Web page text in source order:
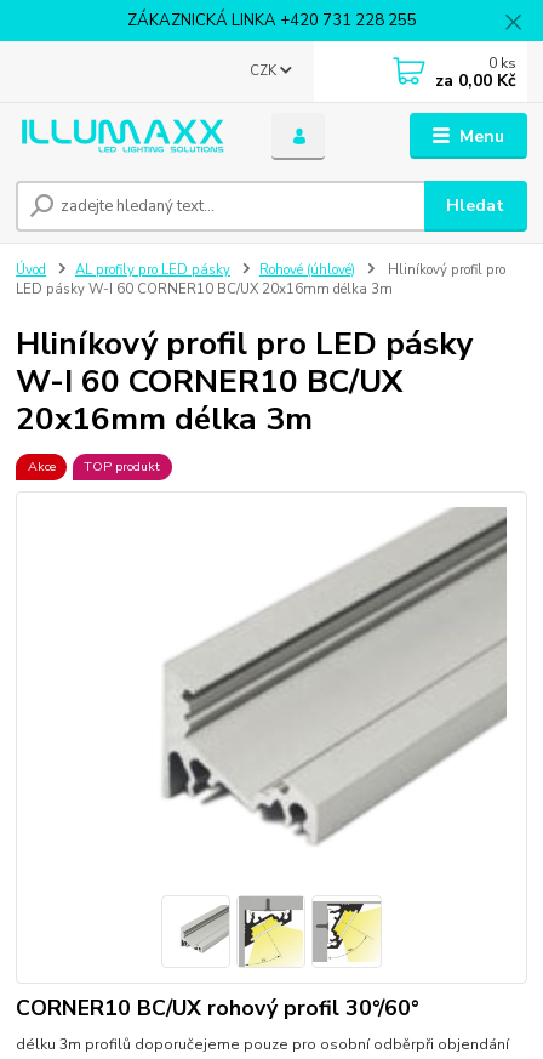
ZÁKAZNICKÁ LINKA +420 731 228 255
Menu
CZK
Hledat
0 ks
za 0,00 Kč
Úvod AL profily pro LED pásky Rohové (úhlové)
Hliníkový profil pro
LED pásky W-I 60 CORNER10 BC/UX 20x16mm délka 3m
Hliníkový profil pro LED pásky
W-I 60 CORNER10 BC/UX
20x16mm délka 3m
Akce TOP produkt
CORNER10 BC/UX rohový profil 30°/60°
délku 3m profilů doporučejeme pouze pro osobní odběrpři objendání